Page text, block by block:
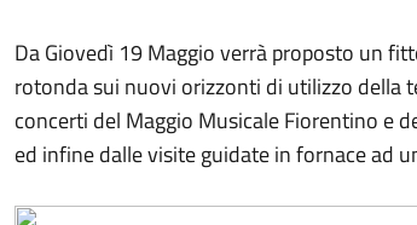
Da Giovedì 19 Maggio verrà proposto un
rotonda sui nuovi orizzonti di utilizzo della
concerti del Maggio Musicale Fiorentino e
ed infine dalle visite guidate in fornace ad